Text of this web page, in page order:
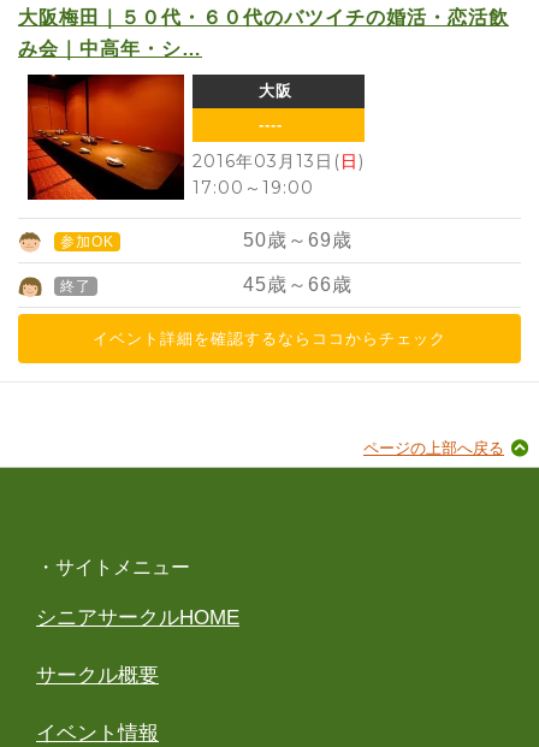
大阪梅田｜５０代・６０代のバツイチの婚活・恋活飲
み会｜中高年・シ…
大阪
----
2016年03月13日(日)
17:00 ～ 19:00
参加OK 50歳～69歳
終了 45歳～66歳
イベント詳細を確認するならココからチェック
ページの上部へ戻る
・サイトメニュー
シニアサークルHOME
サークル概要
イベント情報